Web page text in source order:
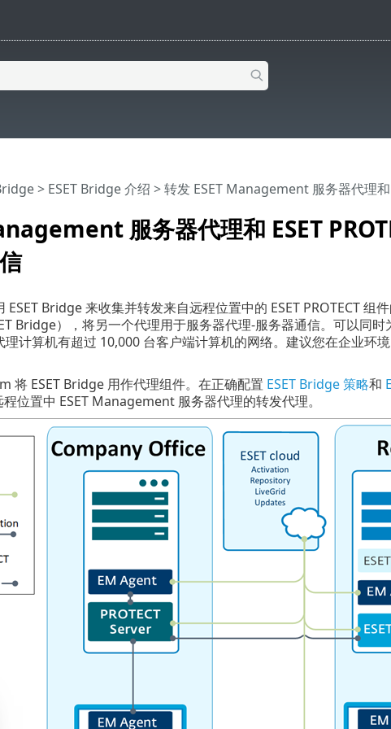
服务器代理和 ESET
> ESET Bridge 介绍 > 转发 ESET Management 服务器代理
ESET Bridge 来收集并转发来自远程位置中的 ESET PROTECT 组
Bridge），将另一个代理用于服务器代理-服务器通信。可以同
计算机有超过 10,000 台客户端计算机的网络。建议您在企业环
将 ESET Bridge 用作代理组件。在正确配置 ESET Bridge 策略和
位置中 ESET Management 服务器代理的转发代理。